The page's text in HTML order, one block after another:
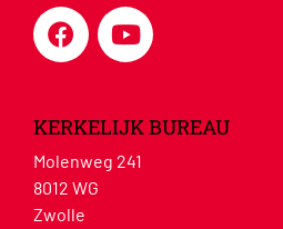
KERKELIJK BUREAU
Molenweg 241
8012 WG
Zwolle